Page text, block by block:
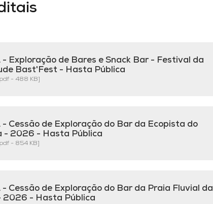
- Exploração de Bares e Snack Bar - Festival da
Bast'Fest - Hasta Pública
- 488 KB]
- Cessão de Exploração do Bar da Ecopista do
- 2026 - Hasta Pública
- 854 KB]
- Cessão de Exploração do Bar da Praia Fluvial da
2026 - Hasta Pública